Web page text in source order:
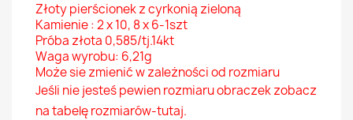
Złoty pierścionek z cyrkonią zieloną
Kamienie : 2 x 10, 8 x 6-1szt
Próba złota 0,585/tj.14kt
Waga wyrobu: 6,21g
Może sie zmienić w zależności od rozmiaru
Jeśli nie jesteś pewien rozmiaru obraczek zobacz
na tabelęrozmiarów-tutaj.